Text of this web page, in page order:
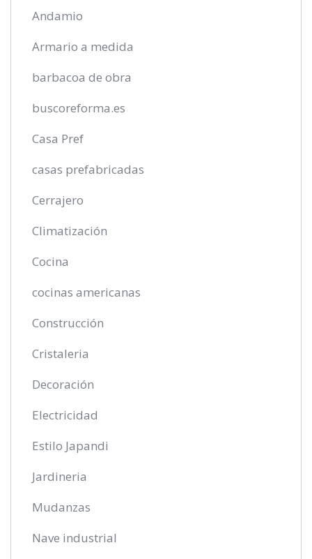
Andamio
Armario a medida
barbacoa de obra
buscoreforma.es
Casa Pref
casas prefabricadas
Cerrajero
Climatización
Cocina
cocinas americanas
Construcción
Cristaleria
Decoración
Electricidad
Estilo Japandi
Jardineria
Mudanzas
Nave industrial